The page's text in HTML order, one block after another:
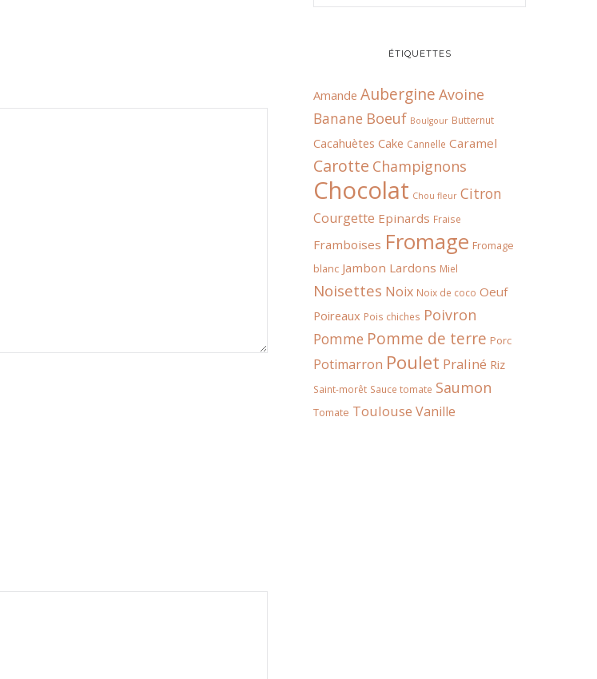
ÉTIQUETTES
Amande Aubergine Avoine
Banane Boeuf Boulgour Butternut
Cacahuètes Cake Cannelle Caramel
Carotte Champignons
Chocolat Chou fleur Citron
Courgette Epinards Fraise
Framboises Fromage Fromage
blanc Jambon Lardons Miel
Noisettes Noix Noix de coco Oeuf
Poireaux Pois chiches Poivron
Pomme Pomme de terre Porc
Potimarron Poulet Praliné Riz
Saint-morêt Sauce tomate Saumon
Tomate Toulouse Vanille